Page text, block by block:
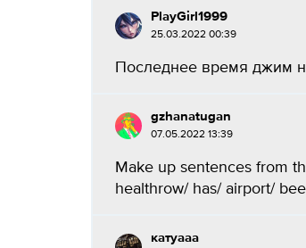
PlayGirl1999
25.03.2022 00:39
Последнее время джим
gzhanatugan
07.05.2022 13:39
Make up sentences from
healthrow/ has/ airport/
катуааа